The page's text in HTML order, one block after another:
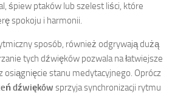
śpiew ptaków lub szelest liści, które
spokoju i harmonii.
sposób, również odgrywają dużą
tych dźwięków pozwala na łatwiejsze
osiągnięcie stanu medytacyjnego. Oprócz
dźwięków sprzyja synchronizacji rytmu